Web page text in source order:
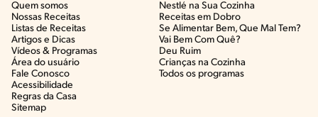
Quem somos
Nossas Receitas
Listas de Receitas​
Artigos e Dicas​
Vídeos & Programas​
Área do usuário
Fale Conosco
Acessibilidade
Regras da Casa
Sitemap
Nestlé na Sua Cozinha
Receitas em Dobro
Se Alimentar Bem, Que Mal Tem?​
Vai Bem Com Quê?​
Deu Ruim​
Crianças na Cozinha​
Todos os programas